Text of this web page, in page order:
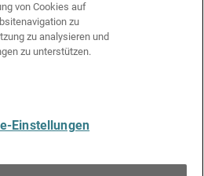
von Cookies auf
zu
zu analysieren und
zu unterstützen.
Einstellungen